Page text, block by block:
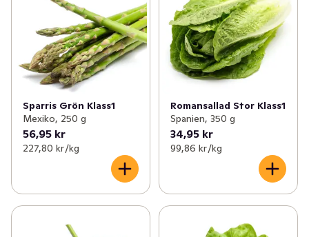
Sparris Grön Klass1
Mexiko, 250 g
56,95 kr
227,80 kr /kg
Romansallad Stor Klass1
Spanien, 350 g
34,95 kr
99,86 kr /kg